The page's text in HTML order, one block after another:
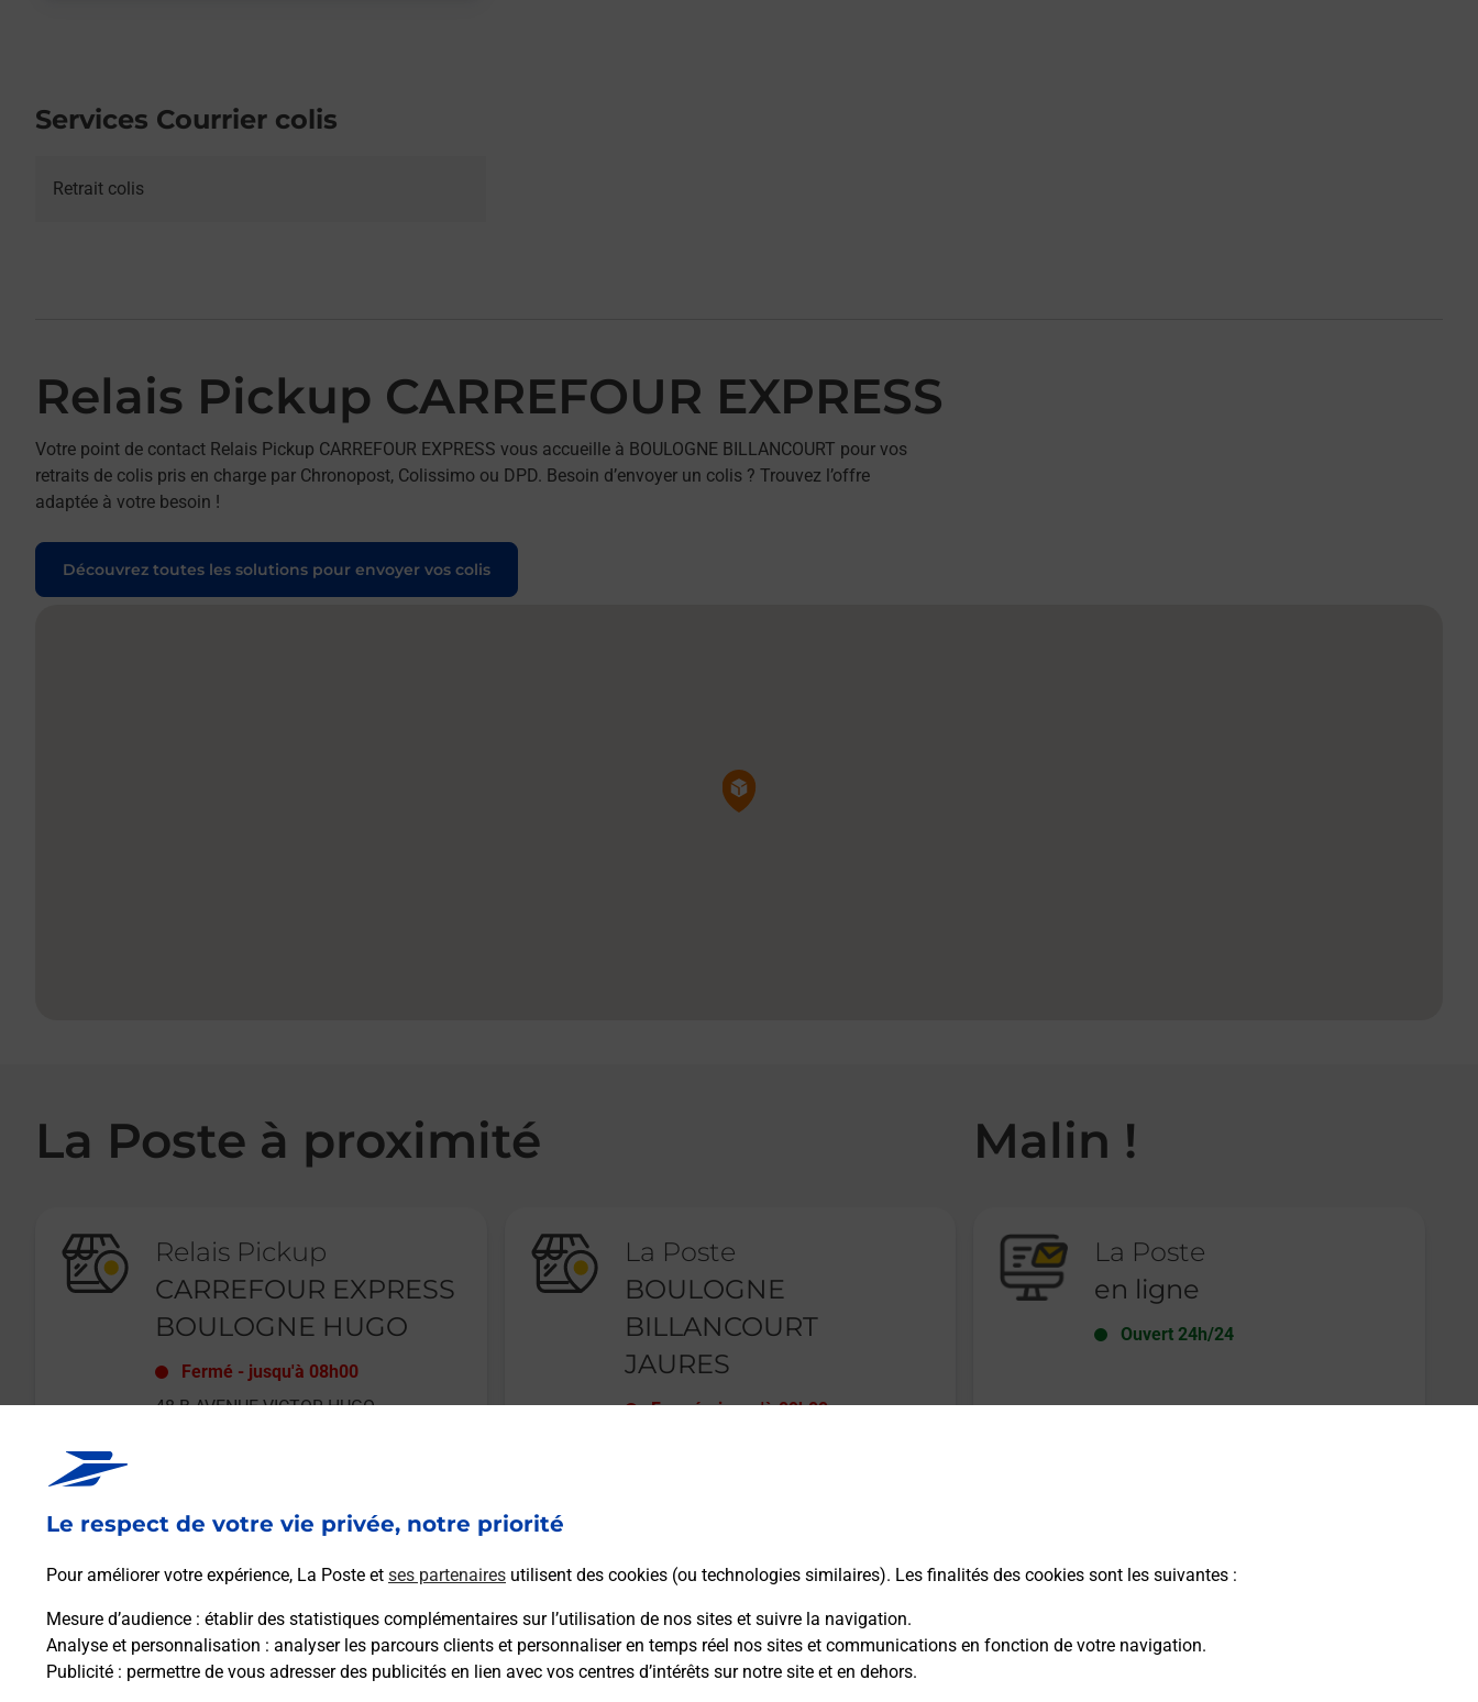
Le respect de votre vie privée, notre priorité
Pour améliorer votre expérience, La Poste et ses partenaires utilisent des cookies (ou technologies similaires). Les finalités des cookies sont les suivantes :
Mesure d’audience : établir des statistiques complémentaires sur l’utilisation de nos sites et suivre la navigation.
Analyse et personnalisation : analyser les parcours clients et personnaliser en temps réel nos sites et communications en fonction de votre navigation.
Publicité : permettre de vous adresser des publicités en lien avec vos centres d’intérêts sur notre site et en dehors.
Services Courrier colis
Retrait colis
Relais Pickup CARREFOUR EXPRESS
Votre point de contact Relais Pickup CARREFOUR EXPRESS vous accueille à BOULOGNE BILLANCOURT pour vos
retraits de colis pris en charge par Chronopost, Colissimo ou DPD. Besoin d’envoyer un colis ? Trouvez l’offre
adaptée à votre besoin !
Découvrez toutes les solutions pour envoyer vos colis
Pin de la carte
La Poste à proximité
Relais Pickup
CARREFOUR EXPRESS
BOULOGNE HUGO
Fermé - jusqu'à 08h00
48 B AVENUE VICTOR HUGO
En savoir plus
La Poste
BOULOGNE
BILLANCOURT
JAURES
Fermé-jusqu'à 09h00
Malin !
La Poste
en ligne
Ouvert 24h/24